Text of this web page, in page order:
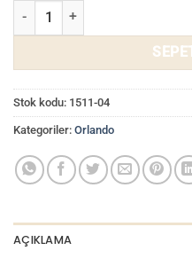
Orlando Duvar Kağıdı 1511-04
Stok kodu: 1511-04
Kategoriler: Orlando
AÇIKLAMA